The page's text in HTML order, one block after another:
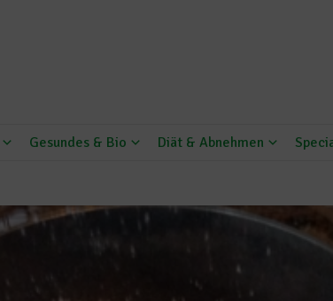
Gesundes & Bio Diät & Abnehmen